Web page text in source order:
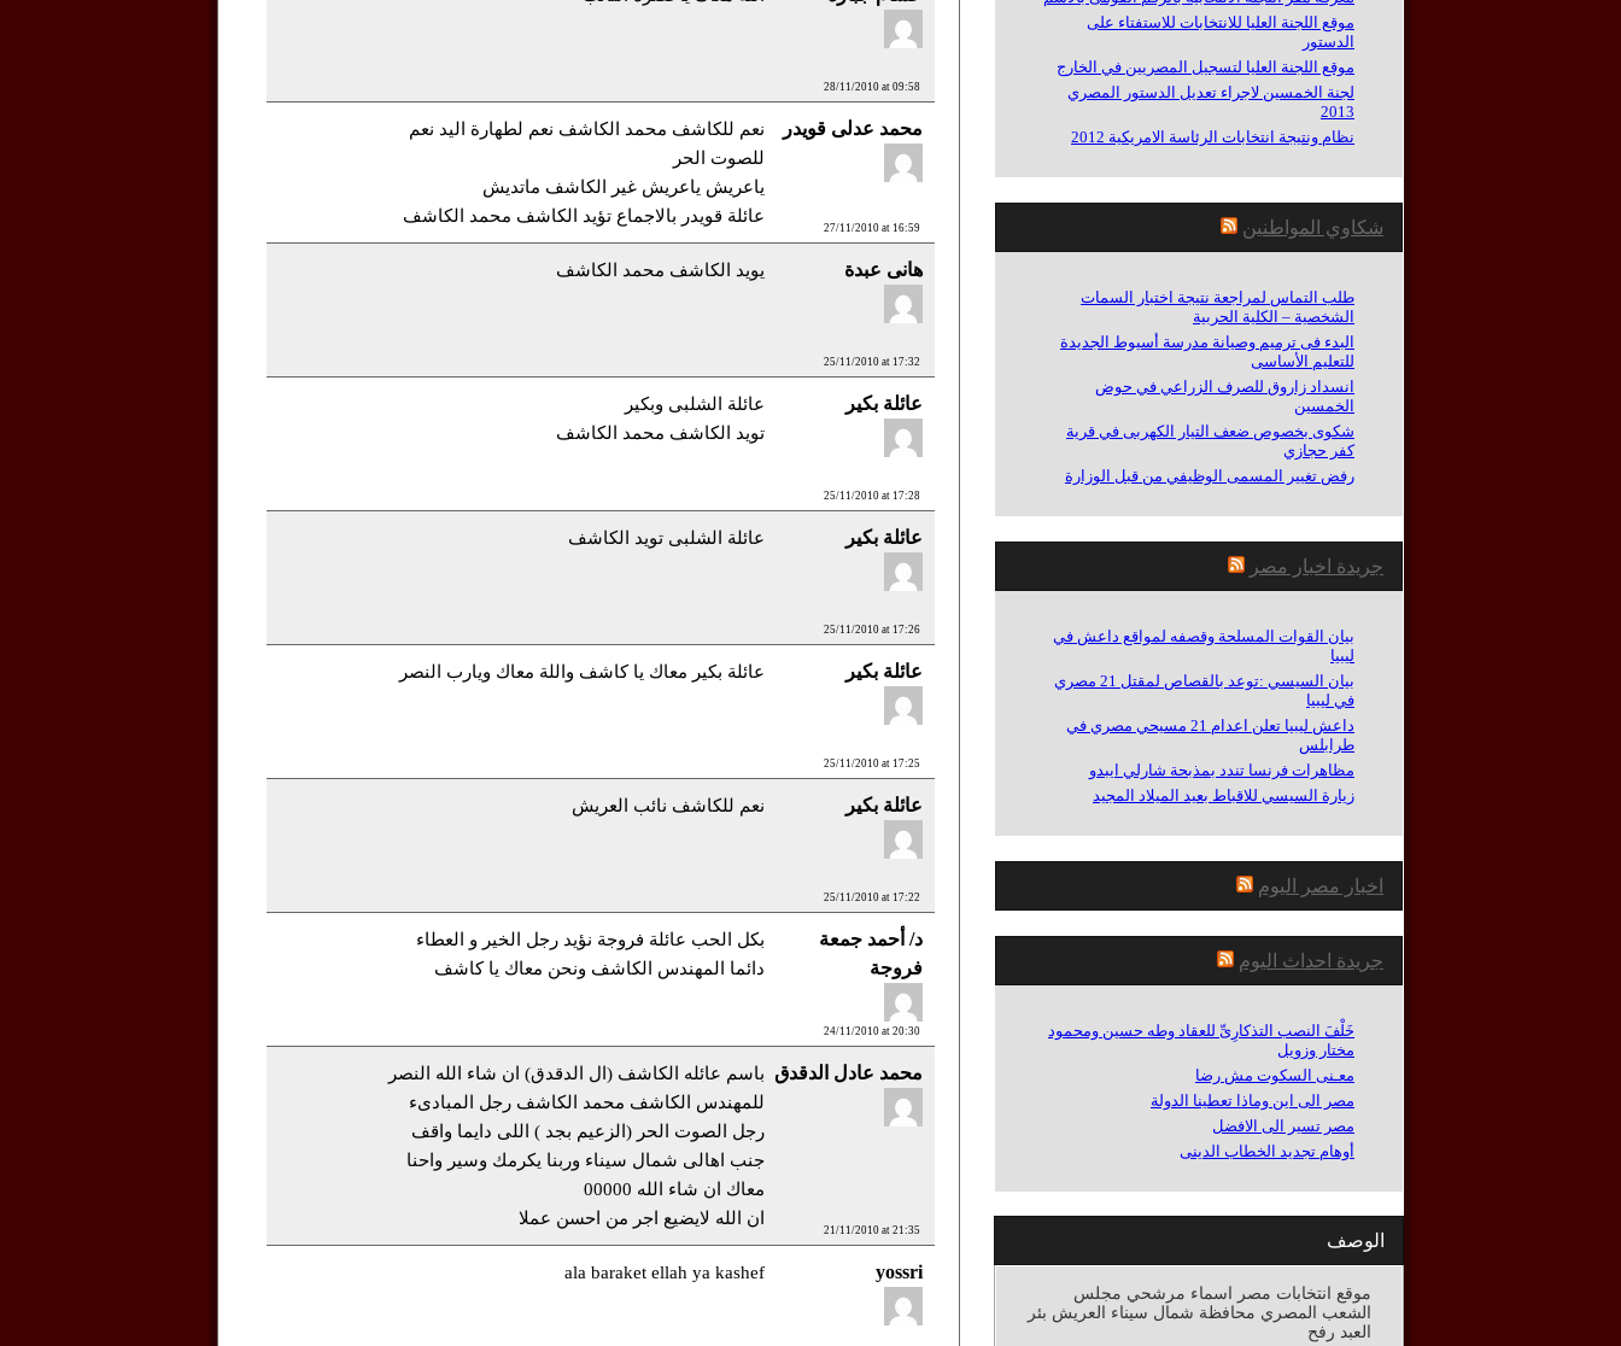
28/11/2010 at 09:58
محمد عدلى قويدر
27/11/2010 at 16:59
نعم للكاشف محمد الكاشف نعم لطهارة اليد نعم
للصوت الحر
ياعريش ياعريش غير الكاشف ماتديش
عائلة قويدر بالاجماع تؤيد الكاشف محمد الكاشف
هانى عبدة
25/11/2010 at 17:32
يويد الكاشف محمد الكاشف
عائلة بكير
25/11/2010 at 17:28
عائلة الشلبى وبكير
تويد الكاشف محمد الكاشف
عائلة بكير
25/11/2010 at 17:26
عائلة الشلبى تويد الكاشف
عائلة بكير
25/11/2010 at 17:25
عائلة بكير معاك يا كاشف واللة معاك ويارب النصر
عائلة بكير
25/11/2010 at 17:22
نعم للكاشف نائب العريش
د/ أحمد جمعة
فروجة
24/11/2010 at 20:30
بكل الحب عائلة فروجة نؤيد رجل الخير و العطاء
دائما المهندس الكاشف ونحن معاك يا كاشف
محمد عادل الدقدق
21/11/2010 at 21:35
باسم عائله الكاشف (ال الدقدق) ان شاء الله النصر
للمهندس الكاشف محمد الكاشف رجل المبادىء
رجل الصوت الحر (الزعيم بجد ) اللى دايما واقف
جنب اهالى شمال سيناء وربنا يكرمك وسير واحنا
معاك ان شاء الله 00000
ان الله لايضيع اجر من احسن عملا
yossri
ala baraket ellah ya kashef
موقع اللجنة العليا للانتخابات للاستفتاء على
الدستور
موقع اللجنة العليا لتسجيل المصريين في الخارج
لجنة الخمسين لاجراء تعديل الدستور المصري
2013
نظام ونتيجة انتخابات الرئاسة الامريكية 2012
شكاوي المواطنين
طلب التماس لمراجعة نتيجة اختبار السمات
الشخصية – الكلية الحربية
البدء فى ترميم وصيانة مدرسة أسيوط الجديدة
للتعليم الأساسى
انسداد زاروق للصرف الزراعي في حوض
الخمسين
شكوى بخصوص ضعف التيار الكهربى في قرية
كفر حجازي
رفض تغيير المسمى الوظيفي من قبل الوزارة
جريدة اخبار مصر
بيان القوات المسلحة وقصفه لمواقع داعش في
ليبيا
بيان السيسي :توعد بالقصاص لمقتل 21 مصري
في ليبيا
داعش ليبيا تعلن اعدام 21 مسيحي مصري في
طرابلس
مظاهرات فرنسا تندد بمذبحة شارلي ايبدو
زيارة السيسي للاقباط بعيد الميلاد المجيد
اخبار مصر اليوم
جريدة احداث اليوم
خَلْفَ النصب التذكارِىِّ للعقاد وطه حسين ومحمود
مختار وزويل
معـنى السكوت مش رضا
مصر الى اين وماذا تعطينا الدولة
مصر تسير الى الافضل
أوهام تجديد الخطاب الدينى
الوصف
موقع انتخابات مصر اسماء مرشحي مجلس
الشعب المصري محافظة شمال سيناء العريش بئر
العبد رفح